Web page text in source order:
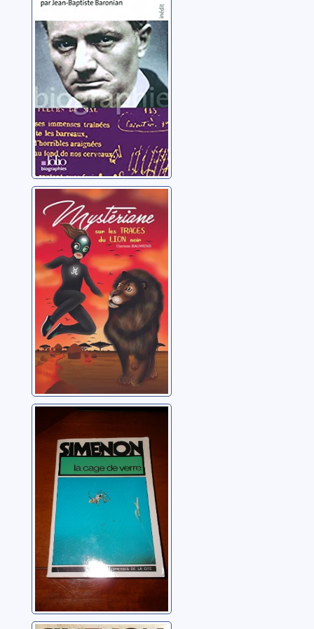
Baronian, Jean-Baptiste
Mystériane: 03:
sur les traces du
lion noir
Bauwens, Clarisse
La cage de verre
Simenon, Georges